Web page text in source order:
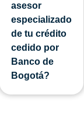
asesor
especializado
de tu crédito
cedido por
Banco de
Bogotá?